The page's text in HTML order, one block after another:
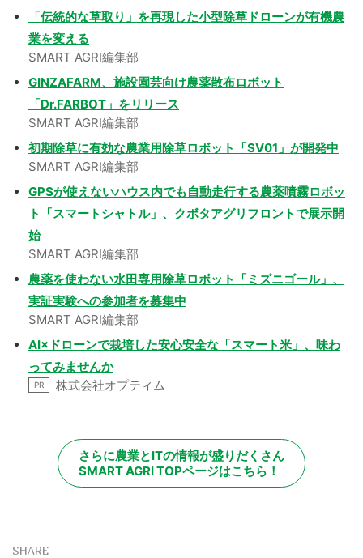
「伝統的な草取り」を再現した小型除草ドローンが有機農
業を変える
SMART AGRI編集部
GINZAFARM、施設園芸向け農薬散布ロボット
「Dr.FARBOT」をリリース
SMART AGRI編集部
初期除草に有効な農業用除草ロボット「SV01」が開発中
SMART AGRI編集部
GPSが使えないハウス内でも自動走行する農薬噴霧ロボッ
ト「スマートシャトル」、クボタアグリフロントで展示開
始
SMART AGRI編集部
農薬を使わない水田専用除草ロボット「ミズニゴール」、
実証実験への参加者を募集中
SMART AGRI編集部
AI×ドローンで栽培した安心安全な「スマート米」、味わ
ってみませんか
PR 株式会社オプティム
さらに農業とITの情報が盛りだくさん
SMART AGRI TOPページはこちら！
SHARE